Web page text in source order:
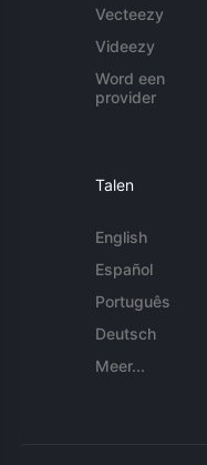
Vecteezy
Videezy
Word een
provider
Talen
English
Español
Português
Deutsch
Meer...